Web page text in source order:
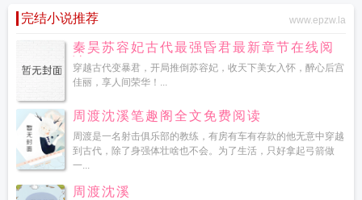
完结小说推荐 www.epzw.la
秦昊苏容妃古代最强昏君最新章节在线阅
读
穿越古代变暴君，开局推倒苏容妃，收天下美女入怀，醉心后宫
佳丽，享人间荣华！...
周渡沈溪笔趣阁全文免费阅读
周渡是一名射击俱乐部的教练，有房有车有存款的他无意中穿越
到古代，除了身强体壮啥也不会。为了生活，只好拿起弓箭做
一...
周渡沈溪